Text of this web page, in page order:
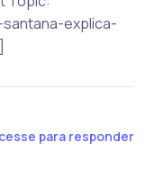
explica-
para responder